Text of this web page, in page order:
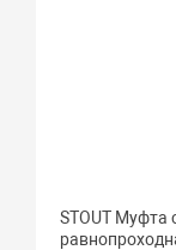
STOUT Муфта